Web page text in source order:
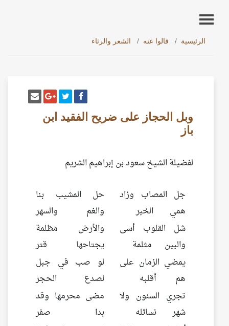
الرئيسية قالوا عنه الشعر والرثاء
شارك على فيسبوك
أنشر تغريدةشارك على
وبل الحجاز على ضريح الفقيد ابن
باز
لفضيلة الشيخ سعود بن إبراهيم الشريم
جل المصاب وزاد
همي الخبر
حل المشيب بنا
والغم والسهر
شل القلوب أسى
والبين مثلمة
والأرض مظلمة
يجتاحها قتر
يمضي الزمان على
هم أقلبه
لو صب في جبل
لصدع الحجر
تجري السنون ولا
شهر نسائله
مضى محرمها وقد
بدا صفر